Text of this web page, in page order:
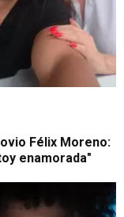
Félix Moreno:
enamorada"